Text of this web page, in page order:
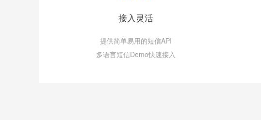
接入灵活
提供简单易用的短信API
多语言短信Demo快速接入